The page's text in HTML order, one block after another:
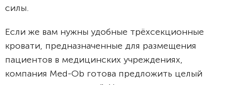
силы.
Если же вам нужны удобные трёхсекционные
кровати, предназначенные для размещения
пациентов в медицинских учреждениях,
компания Med-Ob готова предложить целый